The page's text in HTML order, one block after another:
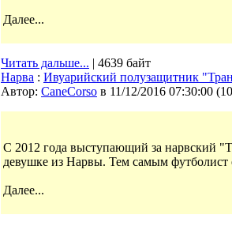
Далее...
Читать дальше... | 4639 байт
Нарва : Ивуарийский полузащитник
Автор: CaneCorso в 11/12/2016 07:30:00 (
С 2012 года выступающий за нарвский
девушке из Нарвы. Тем самым футболист
Далее...